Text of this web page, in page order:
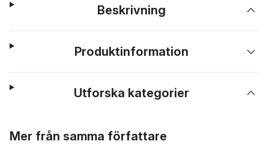
Beskrivning
Produktinformation
Utforska kategorier
Mer från samma författare